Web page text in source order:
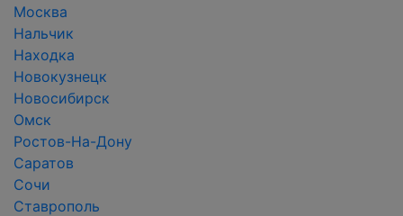
Москва
Нальчик
Находка
Новокузнецк
Новосибирск
Омск
Ростов-На-Дону
Саратов
Сочи
Ставрополь